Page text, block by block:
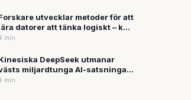
utvecklar metoder för att
datorer att tänka logiskt – kan
AI:s
min
DeepSeek utmanar
miljardtunga AI-satsningar
kostnadseffektiv modell
min